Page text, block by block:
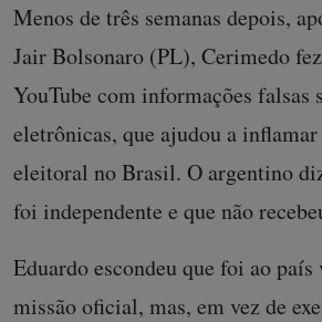
Menos de três semanas depois,
Jair Bolsonaro (PL), Cerimedo
YouTube com informações falsas
eletrônicas, que ajudou a
eleitoral no Brasil. O argentino
foi independente e que não
Eduardo escondeu que foi ao
missão oficial, mas, em vez de